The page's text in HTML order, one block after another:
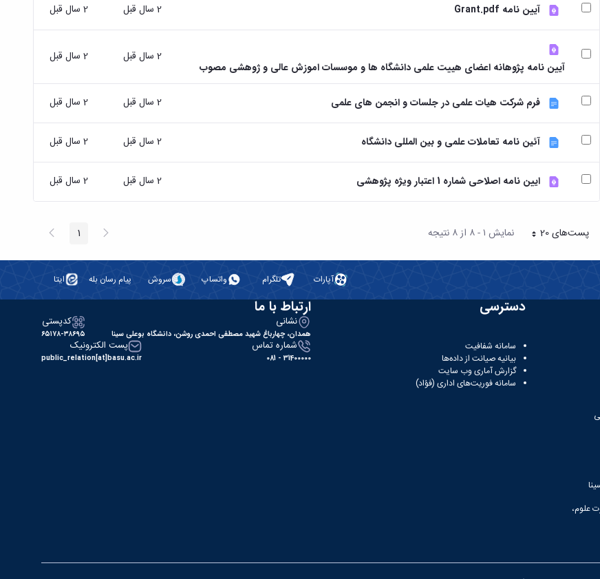
آیین نامه Grant.pdf 2 سال قبل 2 سال قبل
آیین نامه پژوهانه اعضای هییت علمی دانشگاه ها و موسسات اموزش عالی و ژوهشی مصوب
2 سال قبل 2 سال قبل
فرم شرکت هیات علمی در جلسات و انجمن های علمی 2 سال قبل 2 سال قبل
آئین نامه تعاملات علمی و بین المللی دانشگاه 2 سال قبل 2 سال قبل
ایین نامه اصلاحی شماره 1 اعتبار ویژه پژوهشی 2 سال قبل 2 سال قبل
پست‌‌های 20هر صفحه نمایش ۱ - ۸ از ۸ نتیجه پیغام صفحه1 صفحه
آپارات تلگرام واتساپ سروش پیام رسان بله ایتا
علوم،
دسترسی
سامانه شفافیت
بیانیه صیانت از داده‌ها
گزارش آماری وب‌ سایت
سامانه فوریت‌های اداری (فؤاد)
ارتباط با ما
نشانی
همدان، چهارباغ شهید مصطفی احمدی روشن، دانشگاه بوعلی سینا
کدپستی
۶۵۱۷۸-۳۸۶۹۵
شماره تماس
31400000 - 081
پست الکترونیک
public_relation[at]basu.ac.ir